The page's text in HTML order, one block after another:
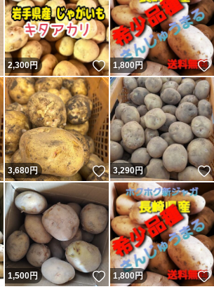
いいね！
2,300円 いいね！
1,800 円
いいね！
3,680円 いいね！
3,290円
いいね！
1,500円 いいね！
1,800 円